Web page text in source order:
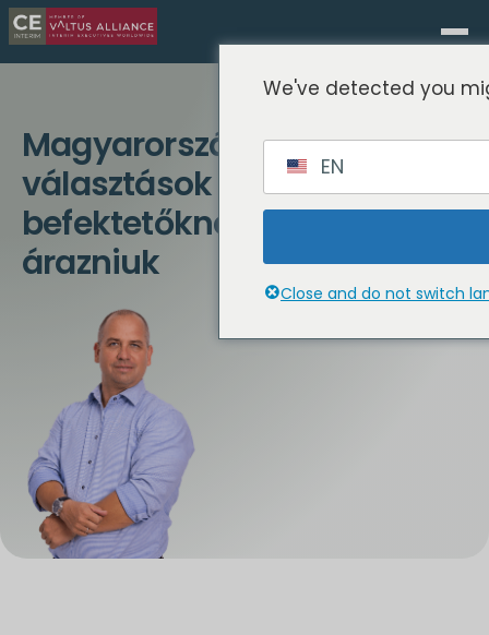
Magyarország a 2026-os
választások után: A
befektetőknek mit kell
árazniuk
We've detected you
EN
Close and do not switch